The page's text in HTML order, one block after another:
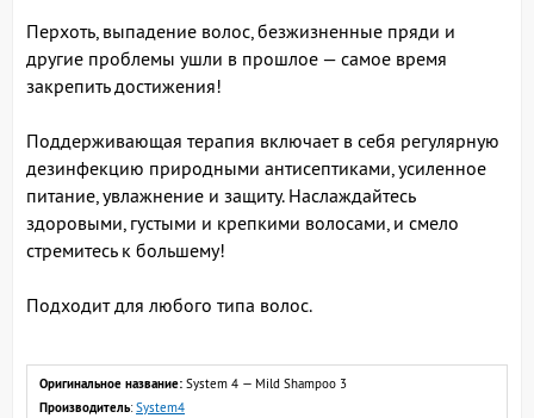
Перхоть, выпадение волос, безжизненные пряди и
другие проблемы ушли в прошлое — самое время
закрепить достижения!
Поддерживающая терапия включает в себя регулярную
дезинфекцию природными антисептиками, усиленное
питание, увлажнение и защиту. Наслаждайтесь
здоровыми, густыми и крепкими волосами, и смело
стремитесь к большему!
Подходит для любого типа волос.
Оригинальное название: System 4 — Mild Shampoo 3
Производитель:System4